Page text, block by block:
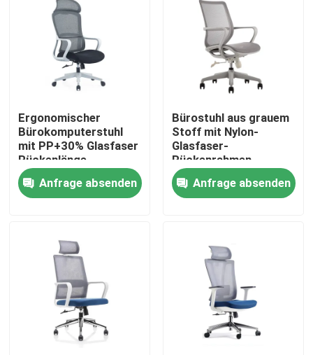
Produkte
Über uns
Ergonomischer
Bürokomputerstuhl
mit PP+30% Glasfaser
Rückenlänge
einstellbar und
Nylonrad
Anfrage absenden
Bürostuhl aus grauem
Stoff mit Nylon-
Glasfaser-
Rückenrahmen,
Schaumkissen und
schwarzen PU-Rädern
Anfrage absenden